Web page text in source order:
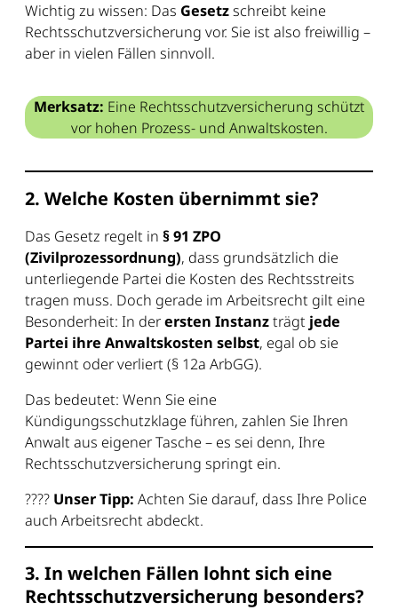
Wichtig zu wissen: Das Gesetzschreibt keine
Rechtsschutzversicherung vor. Sie ist also freiwillig –
aber in vielen Fällen sinnvoll.
Merksatz: Eine Rechtsschutzversicherung schützt
vor hohen Prozess- und Anwaltskosten.
2. Welche Kosten übernimmt sie?
Das Gesetz regelt in § 91 ZPO
(Zivilprozessordnung), dass grundsätzlich die
unterliegende Partei die Kosten des Rechtsstreits
tragen muss. Doch gerade im Arbeitsrecht gilt eine
Besonderheit: In derersten Instanzträgt jede
Partei ihre Anwaltskosten selbst, egal ob sie
gewinnt oder verliert (§ 12a ArbGG).
Das bedeutet: Wenn Sie eine
Kündigungsschutzklage führen, zahlen Sie Ihren
Anwalt aus eigener Tasche – es sei denn, Ihre
Rechtsschutzversicherung springt ein.
???? Unser Tipp: Achten Sie darauf, dass Ihre Police
auch Arbeitsrecht abdeckt.
3. In welchen Fällen lohnt sich eine
Rechtsschutzversicherung besonders?